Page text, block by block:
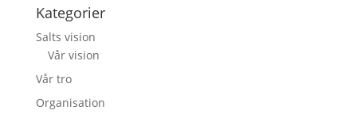
Kategorier
Salts vision
Vår vision
Vår tro
Organisation